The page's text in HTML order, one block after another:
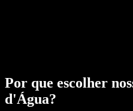
Por que escolher
d'Água?